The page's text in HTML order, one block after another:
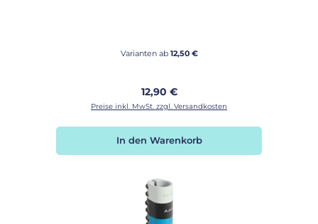
Varianten ab12,50 €
Regulärer Preis:
12,90 €
Preise inkl. MwSt. zzgl. Versandkosten
In den Warenkorb